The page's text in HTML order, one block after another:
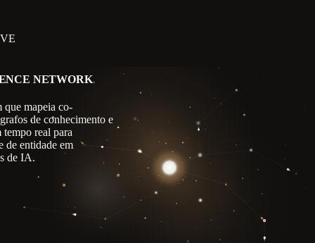
NETWORK
que mapeia co-
de conhecimento e
real para
de entidade em
de IA.